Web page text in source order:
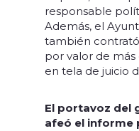
responsable
Además, el
también contrató
por valor de
en tela de juicio
El portavoz del
afeó el informe